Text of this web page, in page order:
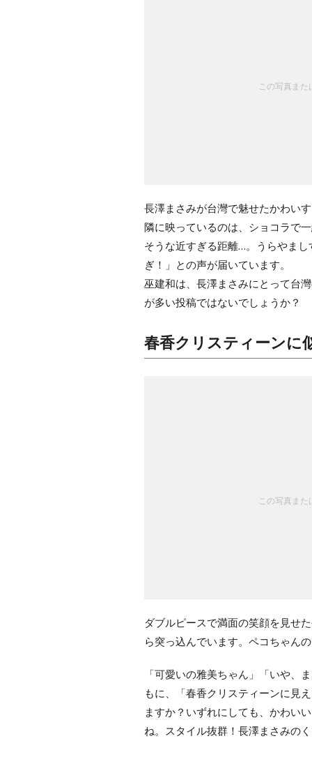
この写真ま
長澤まさみが台灣で魅せたかわい
隣に映っているのは、ショコラで
そうな近すぎる距離…。うらやま
ぎ！」との声が届いています。
巫建和は、長澤まさみにとって台
が多い投稿ではないでしょうか？
春香クリスティーンに
この写真ま
ダブルピースで満面の笑顔を見せ
ら突っ込んでいます。ペコちゃん
「可愛いの雅美ちゃん」「いや、
もに、「春香クリスティーンに見
ますか？いずれにしても、かわい
ね。スタイル抜群！長澤まさみの